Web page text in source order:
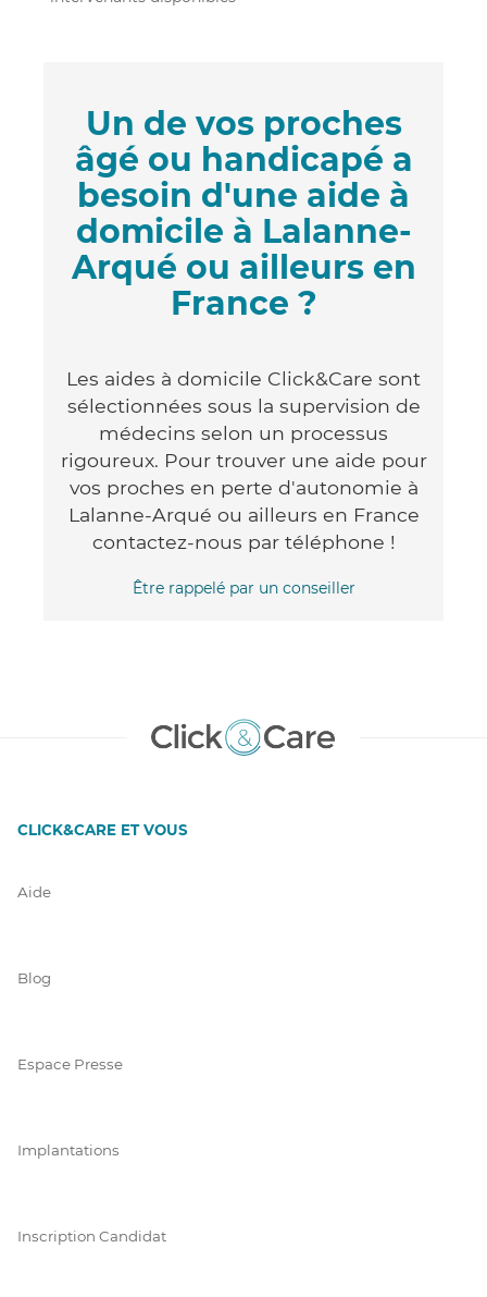
Un de vos proches
âgé ou handicapé a
besoin d'une aide à
domicile à Lalanne-
Arqué ou ailleurs en
France ?
Les aides à domicile Click&Care sont
sélectionnées sous la supervision de
médecins selon un processus
rigoureux. Pour trouver une aide pour
vos proches en perte d'autonomie à
Lalanne-Arqué ou ailleurs en France
contactez-nous par téléphone !
Être rappelé par un conseiller
CLICK&CARE ET VOUS
Aide
Blog
Espace Presse
Implantations
Inscription Candidat